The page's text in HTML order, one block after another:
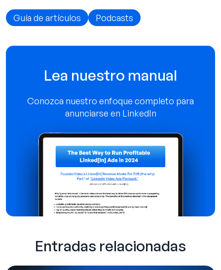
Guía de artículos Podcasts
Lea nuestro manual
Conozca nuestro enfoque completo para
anunciarse en LinkedIn
Entradas relacionadas